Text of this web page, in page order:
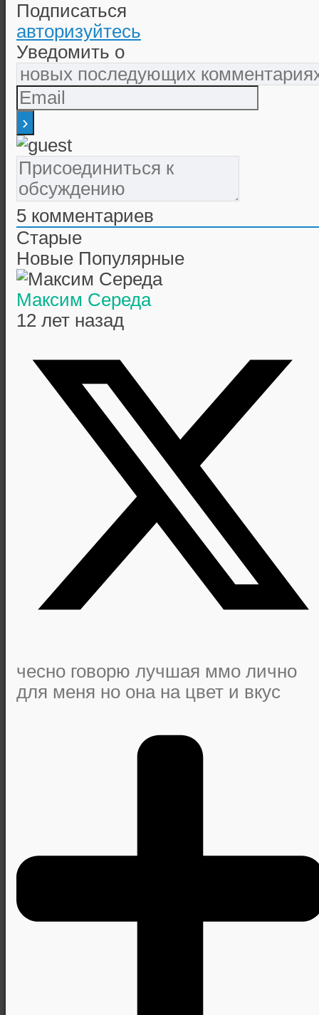
Подписаться
авторизуйтесь
Уведомить о
5 комментариев
Старые
Новые Популярные
Максим Середа
12 лет назад
чесно говорю лучшая ммо лично
для меня но она на цвет и вкус